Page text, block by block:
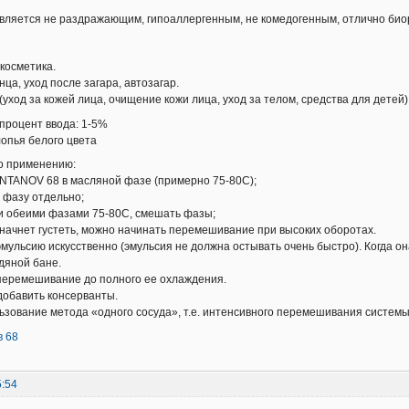
не раздражающим, гипоаллергенным, не комедогенным, отлично
уход после загара, автозагар.
за кожей лица, очищение кожи лица, уход за телом, средства для
ввода: 1-5%
белого цвета
применению:
68 в масляной фазе (примерно 75-80C);
фазу отдельно;
обеими фазами 75-80С, смешать фазы;
густеть, можно начинать перемешивание при высоких оборотах.
искусственно (эмульсия не должна остывать очень быстро). Когда
бане.
до полного ее охлаждения.
консерванты.
метода «одного сосуда», т.е. интенсивного перемешивания
68